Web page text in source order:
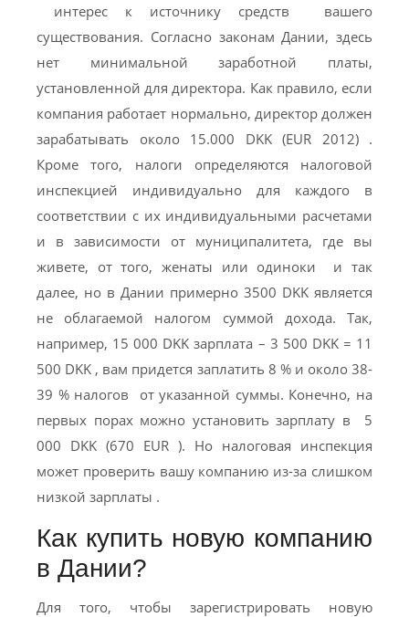
интерес к источнику средств вашего
существования. Согласно законам Дании, здесь
нет минимальной заработной платы,
установленной для директора. Как правило, если
компания работает нормально, директор должен
зарабатывать около 15.000 DKK (EUR 2012) .
Кроме того, налоги определяются налоговой
инспекцией индивидуально для каждого в
соответствии с их индивидуальными расчетами
и в зависимости от муниципалитета, где вы
живете, от того, женаты или одиноки и так
далее, но в Дании примерно 3500 DKK является
не облагаемой налогом суммой дохода. Так,
например, 15 000 DKK зарплата – 3 500 DKK = 11
500 DKK , вам придется заплатить 8 % и около 38-
39 % налогов от указанной суммы. Конечно, на
первых порах можно установить зарплату в 5
000 DKK (670 EUR ). Но налоговая инспекция
может проверить вашу компанию из-за слишком
низкой зарплаты .
Как купить новую компанию
в Дании?
Для того, чтобы зарегистрировать новую